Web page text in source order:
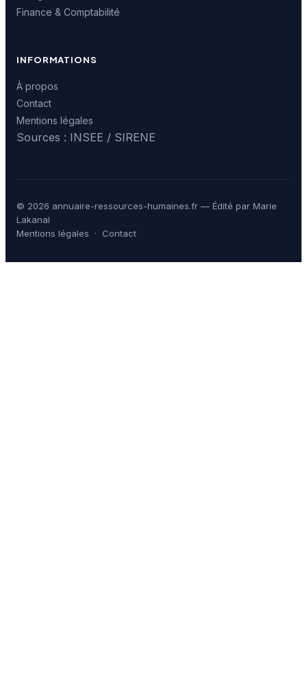
Finance & Comptabilité
INFORMATIONS
À propos
Contact
Mentions légales
Sources : INSEE / SIRENE
© 2026 annuaire-ressources-humaines.fr — Édité par Marie
Lakanal
Mentions légales · Contact